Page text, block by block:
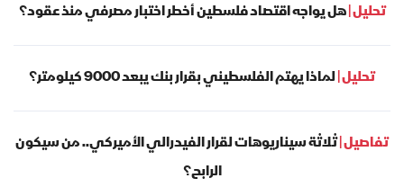
تحليل |هل يواجه اقتصاد فلسطين أخطر اختبار مصرفي منذ عقود؟
تحليل |لماذا يهتم الفلسطيني بقرار بنك يبعد 9000 كيلومتر؟
تفاصيل |ثلاثة سيناريوهات لقرار الفيدرالي الأميركي.. من سيكون
الرابح؟